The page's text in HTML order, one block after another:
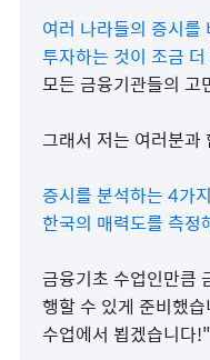
여러 나라들의 증시를
투자하는 것이 조금
모든 금융기관들의 고
그래서 저는 여러분과
증시를 분석하는 4가
한국의 매력도를 측정
금융기초 수업인만큼
행할 수 있게 준비했
수업에서 뵙겠습니다!"